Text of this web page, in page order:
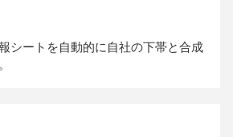
シートを⾃動的に⾃社の下帯と合成